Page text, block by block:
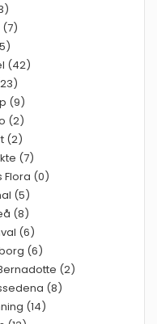
(7)
(42)
(9)
(2)
(2)
(7)
Flora (0)
(5)
(8)
(6)
(6)
(2)
(8)
(14)